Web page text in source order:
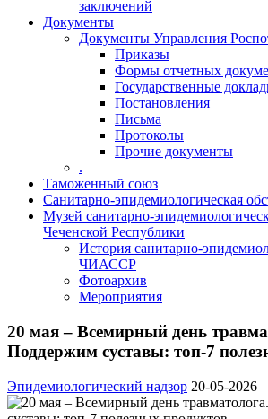
заключений
Документы
Документы Управления
Приказы
Формы отчетных
Государственные
Постановления
Письма
Протоколы
Прочие документы
.
Таможенный союз
Санитарно-эпидемиологическая
Музей санитарно-
Чеченской Республики
История санитарно-
ЧИАССР
Фотоархив
Мероприятия
20 мая – Всемирный день
Поддержим суставы: топ-7
Эпидемиологический надзор 20-05-2026